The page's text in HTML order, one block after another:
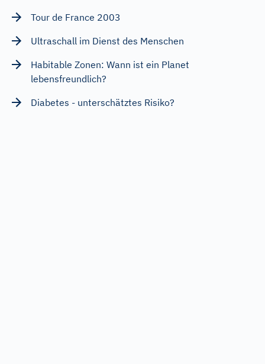
Tour de France 2003
Ultraschall im Dienst des Menschen
Habitable Zonen: Wann ist ein Planet
lebensfreundlich?
Diabetes - unterschätztes Risiko?